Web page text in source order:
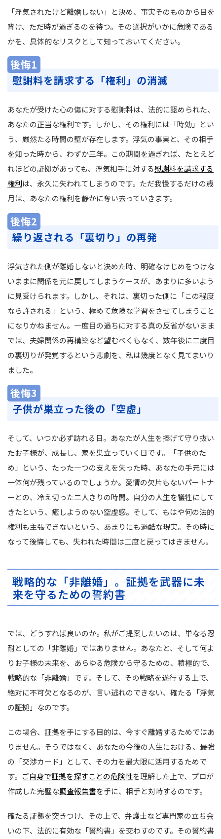
「浮気されたけど離婚しない」と決め、事実そのものから目を
背け、ただ時が過ぎるのを待つ。その選択がいかに危険である
かを、具体的なリスクとして知っておいてください。
後悔1
慰謝料を請求する「権利」の消滅
あなたが受けた心の傷に対する慰謝料は、法的に認められた、
あなたの正当な権利です。しかし、その権利には「時効」とい
う、厳然たる時間の壁が存在します。浮気の事実と、その相手
を知った時から、わずか三年。この期間を過ぎれば、たとえど
れほどの証拠があっても、浮気相手に対する慰謝料を請求する
権利は、永久に失われてしまうのです。ただ我慢するだけの歳
月は、あなたの権利を静かに奪い去っていきます。
後悔2
繰り返される「裏切り」の再発
浮気された側が離婚しないと決めた時、明確なけじめをつけな
いままに関係を元に戻してしまうケースが、あまりに多いよう
に見受けられます。しかし、それは、裏切った側に「この程度
なら許される」という、極めて危険な学習をさせてしまうこと
になりかねません。一度目の過ちに対する真の反省がないまま
では、夫婦関係の再構築など望むべくもなく、数年後に二度目
の裏切りが発覚するという悲劇を、私は幾度となく見てまいり
ました。
後悔3
子供が巣立った後の「空虚」
そして、いつか必ず訪れる日。あなたが人生を捧げて守り抜い
たお子様が、成長し、家を巣立っていく日です。「子供のた
め」という、たった一つの支えを失った時、あなたの手元には
一体何が残っているのでしょうか。愛情の欠片もないパートナ
ーとの、冷え切った二人きりの時間。自分の人生を犠牲にして
きたという、癒しようのない空虚感。そして、もはや何の法的
権利も主張できないという、あまりにも過酷な現実。その時に
なって後悔しても、失われた時間は二度と戻ってはきません。
戦略的な「非離婚」。証拠を武器に未
来を守るための誓約書
では、どうすれば良いのか。私がご提案したいのは、単なる忍
耐としての「非離婚」ではありません。あなたと、そして何よ
りお子様の未来を、あらゆる危険から守るための、積極的で、
戦略的な「非離婚」です。そして、その戦略を遂行する上で、
絶対に不可欠となるのが、言い逃れのできない、確たる「浮気
の証拠」なのです。
この場合、証拠を手にする目的は、今すぐ離婚するためではあ
りません。そうではなく、あなたの今後の人生における、最強
の「交渉カード」として、その力を最大限に活用するためで
す。 ご自身で証拠を探すことの危険性を理解した上で、プロが
作成した完璧な調査報告書を手に、相手と対峙するのです。
確たる証拠を突きつけ、その上で、弁護士など専門家の立ち会
いの下、法的に有効な「誓約書」を交わすのです。その誓約書